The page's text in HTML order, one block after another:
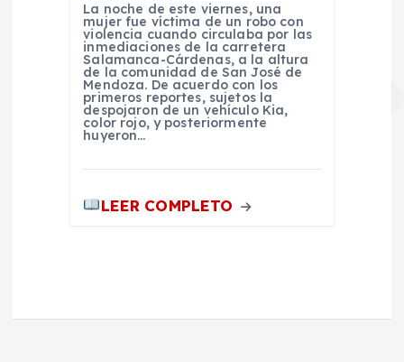
La noche de este viernes, una
mujer fue víctima de un robo con
violencia cuando circulaba por las
inmediaciones de la carretera
Salamanca-Cárdenas, a la altura
de la comunidad de San José de
Mendoza. De acuerdo con los
primeros reportes, sujetos la
despojaron de un vehículo Kia,
color rojo, y posteriormente
huyeron…
LEER COMPLETO